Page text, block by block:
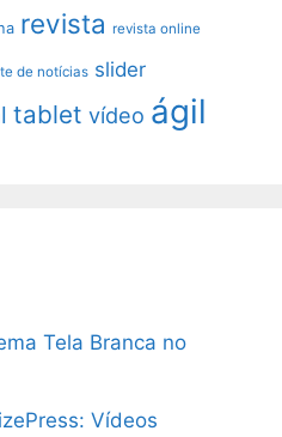
revista revista online
de notícias slider
tablet vídeo ágil
Tela Branca no
Vídeos